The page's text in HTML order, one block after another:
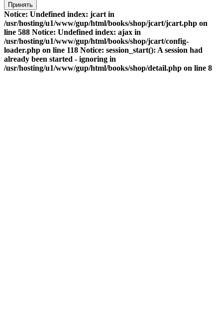
Принять
Notice: Undefined index: jcart in
/usr/hosting/u1/www/gup/html/books/shop/jcart/jcart.php on
line 588 Notice: Undefined index: ajax in
/usr/hosting/u1/www/gup/html/books/shop/jcart/config-
loader.php on line 118 Notice: session_start(): A session had
already been started - ignoring in
/usr/hosting/u1/www/gup/html/books/shop/detail.php on line 8